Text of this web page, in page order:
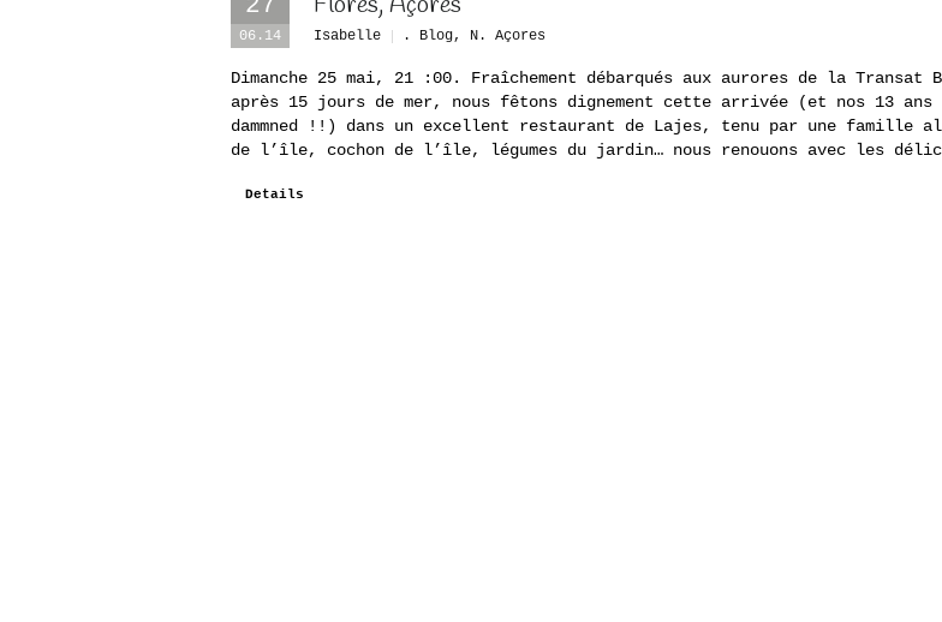
06.14 Isabelle . Blog, N. Açores
Dimanche 25 mai, 21 :00. Fraîchement débarqués aux aurores de la Transat
après 15 jours de mer, nous fêtons dignement cette arrivée (et nos 13 ans
dammned !!) dans un excellent restaurant de Lajes, tenu par une famille
de l’île, cochon de l’île, légumes du jardin… nous renouons avec les
Details